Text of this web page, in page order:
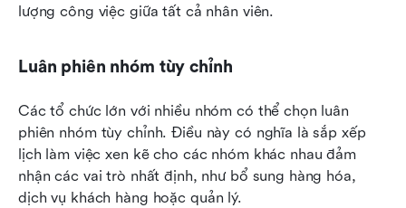
lượng công việc giữa tất cả nhân viên.
Luân phiên nhóm tùy chỉnh
Các tổ chức lớn với nhiều nhóm có thể chọn luân
phiên nhóm tùy chỉnh. Điều này có nghĩa là sắp xếp
lịch làm việc xen kẽ cho các nhóm khác nhau đảm
nhận các vai trò nhất định, như bổ sung hàng hóa,
dịch vụ khách hàng hoặc quản lý.